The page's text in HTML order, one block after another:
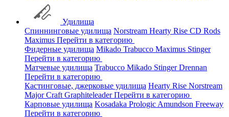
Удилища
Спиннинговые удилища Norstream Hearty Rise CD Rods
Maximus Перейти в категорию
Фидерные удилища Mikado Trabucco Maximus Stinger
Перейти в категорию
Матчевые удилища Trabucco Mikado StingerDrennan
Перейти в категорию
Кастинговые, джерковые удилища Hearty Rise Norstream
Major Craft GraphiteleaderПерейти в категорию
Карповые удилища Kosadaka Prologic Amundson Freeway
Перейти в категорию